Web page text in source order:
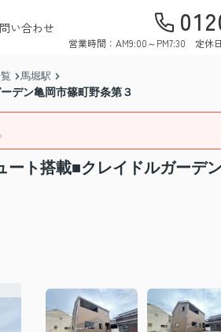
い合わせ
営業時間：AM9:00～PM7:30 定休
馬堀駅
デン亀岡市篠町野条第３
ート搭載■クレイドルガーデ